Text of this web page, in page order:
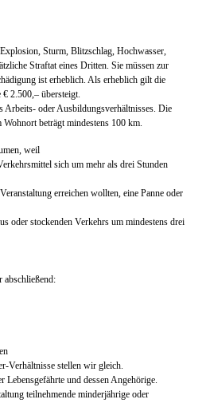
Sturm, Blitzschlag, Hochwasser,
Straftat eines Dritten. Sie müssen zur
ist erheblich. Als erheblich gilt die
2.500,– übersteigt.
Arbeits- oder Ausbildungsverhältnisses. Die
beträgt mindestens 100 km.
weil
sich um mehr als drei Stunden
erreichen wollten, eine Panne oder
oder stockenden Verkehrs um mindestens drei
Verhältnisse stellen wir gleich.
und dessen Angehörige.
teilnehmende minderjährige oder